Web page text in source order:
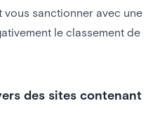
sanctionner avec une
le classement de
des sites contenant